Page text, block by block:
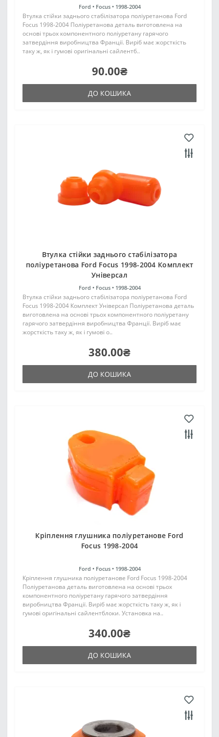
Ford • Focus • 1998-2004
Втулка стійки заднього стабілізатора поліуретанова Ford
Focus 1998-2004 Поліуретанова деталь виготовлена на
основі трьох компонентного поліуретану гарячого
затвердіння виробництва Франції. Виріб має жорсткість
таку ж, як і гумові оригінальні сайлентб..
90.00₴
ДО КОШИКА
Втулка стійки заднього стабілізатора
поліуретанова Ford Focus 1998-2004 Комплект
Універсал
Ford • Focus • 1998-2004
Втулка стійки заднього стабілізатора поліуретанова Ford
Focus 1998-2004 Комплект Універсал Поліуретанова деталь
виготовлена на основі трьох компонентного поліуретану
гарячого затвердіння виробництва Франції. Виріб має
жорсткість таку ж, як і гумові о..
380.00₴
ДО КОШИКА
Кріплення глушника поліуретанове Ford
Focus 1998-2004
Ford • Focus • 1998-2004
Кріплення глушника поліуретанове Ford Focus 1998-2004
Поліуретанова деталь виготовлена на основі трьох
компонентного поліуретану гарячого затвердіння
виробництва Франції. Виріб має жорсткість таку ж, як і
гумові оригінальні сайлентблоки. Установка на..
340.00₴
ДО КОШИКА